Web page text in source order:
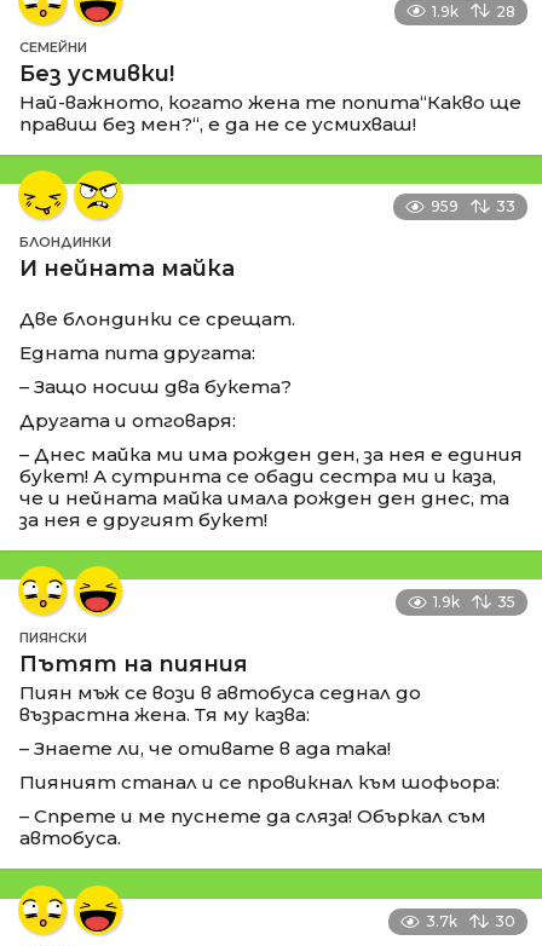
1.9k 28
СЕМЕЙНИ
Без усмивки!
Най-важното, когато жена те попита“Какво ще
правиш без мен?“, е да не се усмихваш!
959 33
БЛОНДИНКИ
И нейната майка
Две блондинки се срещат.
Едната пита другата:
– Защо носиш два букета?
Другата и отговаря:
– Днес майка ми има рожден ден, за нея е единия
букет! А сутринта се обади сестра ми и каза,
че и нейната майка имала рожден ден днес, та
за нея е другият букет!
1.9k 35
ПИЯНСКИ
Пътят на пияния
Пиян мъж се вози в автобуса седнал до
възрастна жена. Тя му казва:
– Знаете ли, че отивате в ада така!
Пияният станал и се провикнал към шофьора:
– Спрете и ме пуснете да сляза! Объркал съм
автобуса.
3.7k 30